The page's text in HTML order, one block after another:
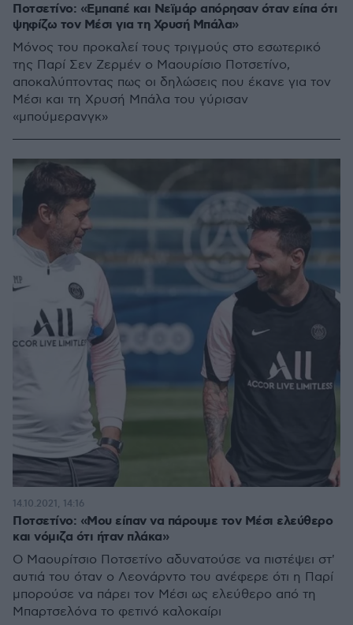
Ποτσετίνο: «Εμπαπέ και Νεϊμάρ απόρησαν όταν είπα ότι
ψηφίζω τον Μέσι για τη Χρυσή Μπάλα»
Μόνος του προκαλεί τους τριγμούς στο εσωτερικό
της Παρί Σεν Ζερμέν ο Μαουρίσιο Ποτσετίνο,
αποκαλύπτοντας πως οι δηλώσεις που έκανε για τον
Μέσι και τη Χρυσή Μπάλα του γύρισαν
«μπούμερανγκ»
Ποτσετίνο: «Μου είπαν να πάρουμε τον Μέσι ελεύθερο
και νόμιζα ότι ήταν πλάκα»
Ο Μαουρίτσιο Ποτσετίνο αδυνατούσε να πιστέψει στ'
αυτιά του όταν ο Λεονάρντο του ανέφερε ότι η Παρί
μπορούσε να πάρει τον Μέσι ως ελεύθερο από τη
Μπαρτσελόνα το φετινό καλοκαίρι
14.10.2021, 14:16